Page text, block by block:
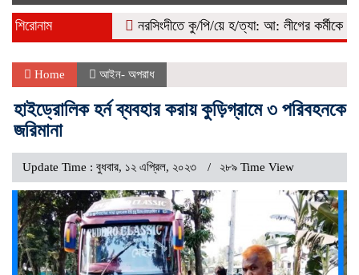
শিরোনাম নরসিংদীতে কু/পি/য়ে হ/ত্যা: আ: লীগের কর্মীকে বিএনপি
Home আইন- অপরাধ
হাইড্রোলিক হর্ন ব্যবহার করায় কুড়িগ্রামে ৩ পরিবহনকে
জরিমানা
Update Time : বুধবার, ১২ এপ্রিল, ২০২৩ ২৮৯ Time View